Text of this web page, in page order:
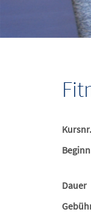
Kursnr.
Beginn
Dauer